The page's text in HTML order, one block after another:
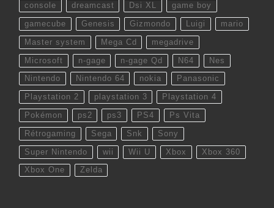
console dreamcast Dsi XL game boy
gamecube Genesis Gizmondo Luigi mario
Master system Mega Cd megadrive
Microsoft n-gage n-gage Qd N64 Nes
Nintendo Nintendo 64 nokia Panasonic
Playstation 2 playstation 3 Playstation 4
Pokémon ps2 ps3 PS4 Ps Vita
Rétrogaming Sega Snk Sony
Super Nintendo wii Wii U Xbox Xbox 360
Xbox One Zelda